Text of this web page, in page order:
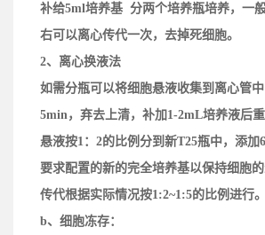
补给5ml培养基 分两个培养瓶培养，一
右可以离心传代一次，去掉死细胞。
2、离心换液法
如需分瓶可以将细胞悬液收集到离心管
5min，弃去上清，补加1-2mL培养液后
悬液按1：2的比例分到新T25瓶中，添加
要求配置的新的完全培养基以保持细胞
传代根据实际情况按1:2~1:5的比例进行。
b、 细胞冻存：